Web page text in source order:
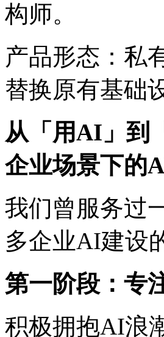
构师。
产品形态：
替换原有基础
从「用AI」到「
企业场景下的
我们曾服务过一
多企业AI建设
第一阶段：
积极拥抱AI浪